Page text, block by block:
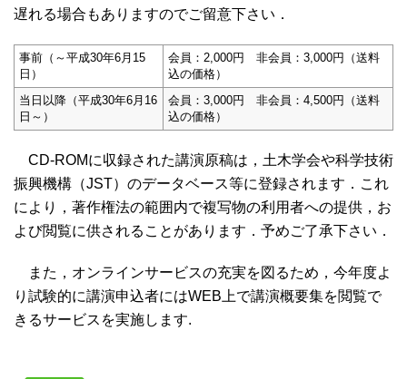
遅れる場合もありますのでご留意下さい．
事前（～平成30年6月15
日）
会員：2,000円 非会員：3,000円（送料
込の価格）
当日以降（平成30年6月16
日～）
会員：3,000円 非会員：4,500円（送料
込の価格）
CD-ROMに収録された講演原稿は，土木学会や科学技術
振興機構（JST）のデータベース等に登録されます．これ
により，著作権法の範囲内で複写物の利用者への提供，お
よび閲覧に供されることがあります．予めご了承下さい．
また，オンラインサービスの充実を図るため，今年度よ
り試験的に講演申込者にはWEB上で講演概要集を閲覧で
きるサービスを実施します.